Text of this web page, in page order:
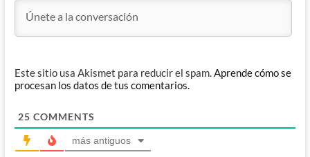
Este sitio usa Akismet para reducir el spam.Aprende cómo se
procesan los datos de tus comentarios.
25 COMMENTS
más antiguos